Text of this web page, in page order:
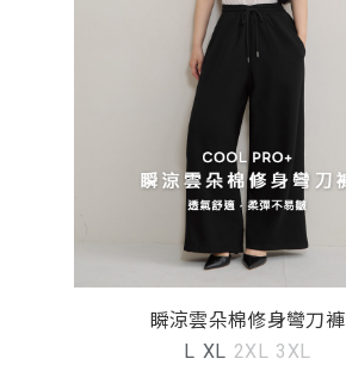
瞬涼雲朵棉修身彎刀褲
L XL 2XL 3XL